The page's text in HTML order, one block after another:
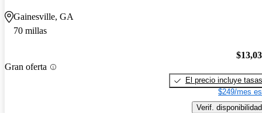
Gainesville, GA
70 millas
Gran oferta
El precio incluye tasas
$249/mes
Verif. disponibilidad